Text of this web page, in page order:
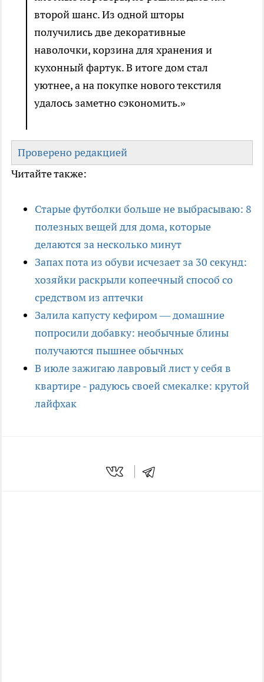
второй шанс. Из одной шторы
получились две декоративные
наволочки, корзина для хранения и
кухонный фартук. В итоге дом стал
уютнее, а на покупке нового текстиля
удалось заметно сэкономить.»
Проверено редакцией
Читайте также:
Старые футболки больше не выбрасываю: 8
полезных вещей для дома, которые
делаются за несколько минут
Запах пота из обуви исчезает за 30 секунд:
хозяйки раскрыли копеечный способ со
средством из аптечки
Залила капусту кефиром — домашние
попросили добавку: необычные блины
получаются пышнее обычных
В июле зажигаю лавровый лист у себя в
квартире - радуюсь своей смекалке: крутой
лайфхак